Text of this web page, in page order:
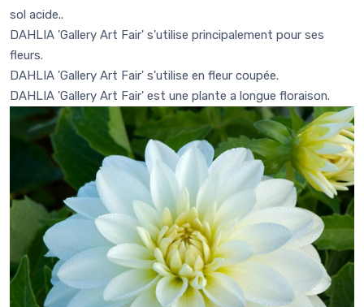
sol acide..
DAHLIA 'Gallery Art Fair' s'utilise principalement pour ses
fleurs.
DAHLIA 'Gallery Art Fair' s'utilise en fleur coupée.
DAHLIA 'Gallery Art Fair' est une plante a longue floraison.